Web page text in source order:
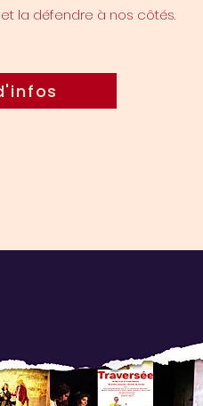
la défendre à nos côtés.